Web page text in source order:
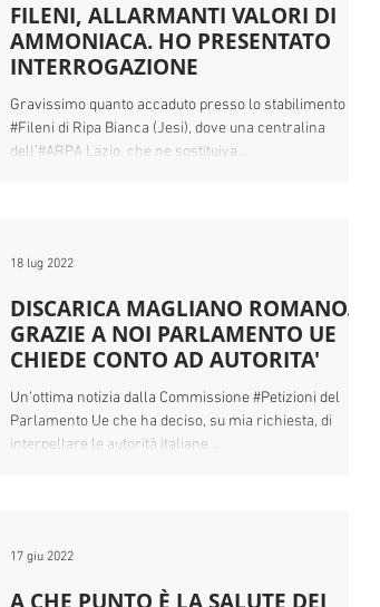
Trasporto
No Tav Pesticidi Dieselgate
Milano Interviste
FILENI, ALLARMANTI VALORI DI
AMMONIACA. HO PRESENTATO
INTERROGAZIONE
Gravissimo quanto accaduto presso lo stabilimento
#Fileni di Ripa Bianca (Jesi), dove una centralina
dell’#ARPA Lazio, che ne sostituiva...
DISCARICA MAGLIANO ROMANO.
GRAZIE A NOI PARLAMENTO UE
CHIEDE CONTO AD AUTORITA'
Un’ottima notizia dalla Commissione #Petizioni del
Parlamento Ue che ha deciso, su mia richiesta, di
interpellare le autorità italiane...
18 lug 2022
17 giu 2022